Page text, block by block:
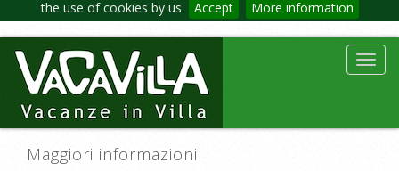
the use of cookies by us Accept More information
Maggiori informazioni